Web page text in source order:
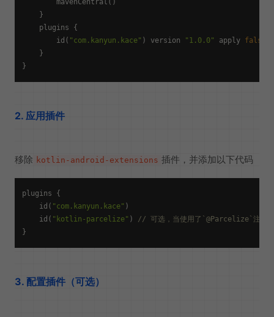
        mavenCentral()
    }
    plugins {
        id(
"com.kanyun.kace" ) version "1.0.0" apply false
    }
2. 应用插件
移除 kotlin-android-extensions 插件，并添加以下代码
plugins {
    id(
"com.kanyun.kace" )
    id(
"kotlin-parcelize" ) // 可选，当使用了`@Parcelize`注解
3. 配置插件（可选）